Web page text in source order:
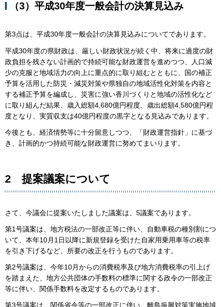
（3）平成30年度一般会計の決算見込み
第3点は、平成30年度一般会計の決算見込みについてであります。
平成30年度の県財政は、厳しい財政状況が続く中、将来に過度の財
政負担を残さない計画的で持続可能な財政運営を進めつつ、人口減
少の克服と地域活力の向上に重点的に取り組むとともに、国の補正
予算を活用した防災・減災対策や県独自の地域活性化対策を内容と
する補正予算を編成し、災害に強い香川づくりと地域の活性化など
に取り組んだ結果、歳入総額4,680億円程度、歳出総額4,580億円程
度となり、実質収支は40億円程度の黒字となる見込みであります。
今後とも、経済情勢等に十分留意しつつ、「財政運営指針」に基づ
き、計画的かつ持続可能な財政運営に努めてまいります。
2 提案議案について
さて、今議会に提案いたしました議案は、5議案であります。
第1号議案は、地方税法の一部改正等に伴い、自動車税の種別割につ
いて、本年10月1日以降に新規登録を受けた自家用乗用車等の税率
を引き下げるなど、所要の改正を行うものであります。
第2号議案は、今年10月からの消費税率及び地方消費税率の引上げ
を踏まえた、地方公共団体の手数料の標準に関する政令の一部改正
等に伴い、関係手数料を改定するものであります。
第3号議案は、関係省令等の一部改正に伴い、離島振興対策実施地域